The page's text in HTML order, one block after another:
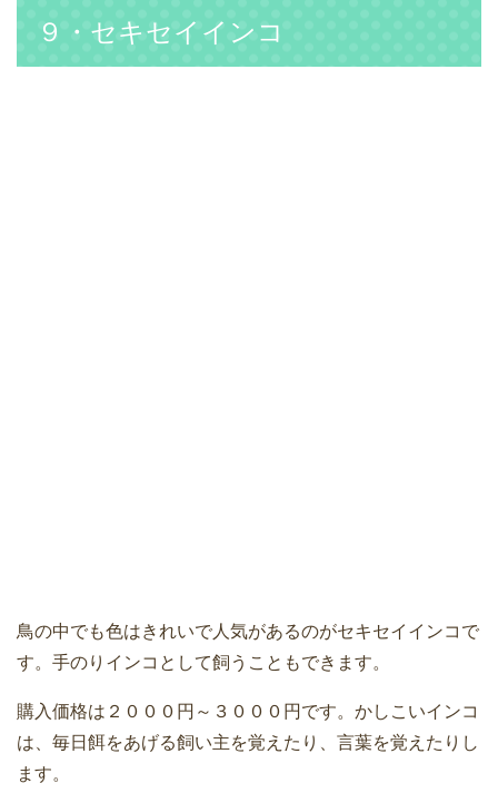
９・セキセイインコ
鳥の中でも色はきれいで人気があるのがセキセイインコで
す。手のりインコとして飼うこともできます。
購入価格は２０００円～３０００円です。かしこいインコ
は、毎日餌をあげる飼い主を覚えたり、言葉を覚えたりし
ます。